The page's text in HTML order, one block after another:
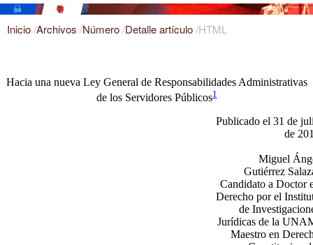
Inicio/Archivos /Número/Detalle artículo/HTML